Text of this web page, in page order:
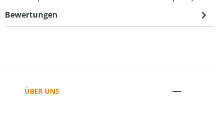
Bewertungen
ÜBER UNS